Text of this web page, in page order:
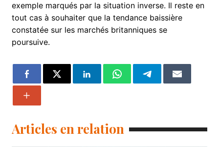
exemple marqués par la situation inverse. Il reste en
tout cas à souhaiter que la tendance baissière
constatée sur les marchés britanniques se
poursuive.
Articles en relation